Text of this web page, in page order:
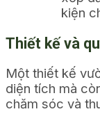
kiện
Thiết kế và
Một thiết kế
diện tích mà
chăm sóc và